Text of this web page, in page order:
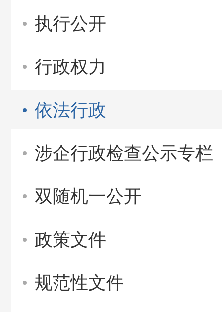
执行公开
行政权力
依法行政
涉企行政检查公示专栏
双随机一公开
政策文件
规范性文件